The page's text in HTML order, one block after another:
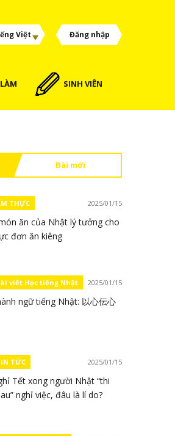
Việt Đăng nhập
SINH VIÊN
Bài mới
THỰC 2025/01/15
ăn của Nhật lý tưởng cho
đơn ăn kiêng
viết Học tiếng Nhật 2025/01/15
ngữ tiếng Nhật: 以心伝心
TỨC 2025/01/15
Tết xong người Nhật “thi
nghỉ việc, đâu là lí do?